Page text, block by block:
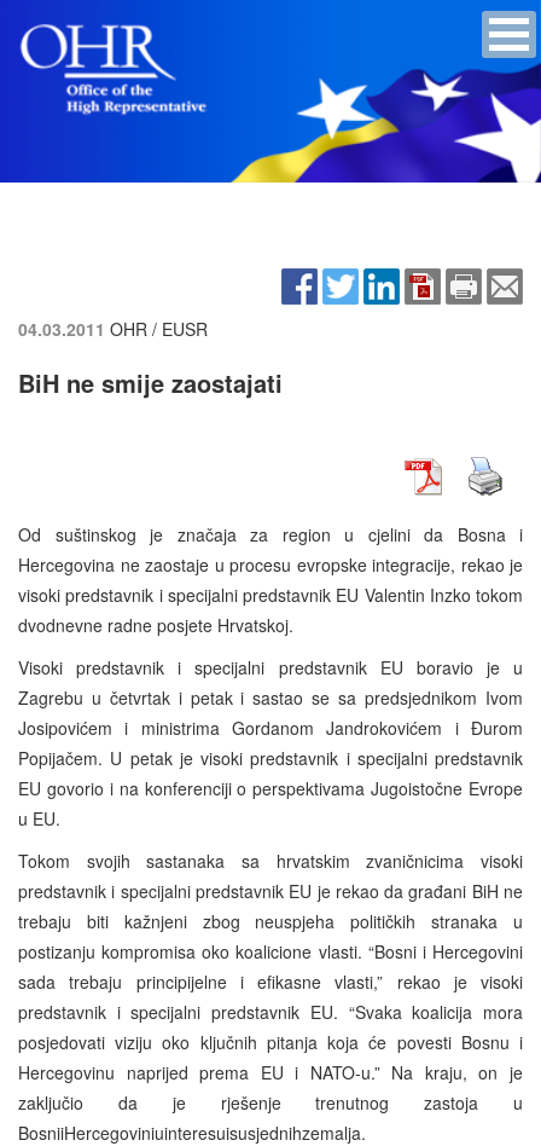
04.03.2011 OHR / EUSR
BiH ne smije zaostajati
Od suštinskog je značaja za region u cjelini da Bosna i
Hercegovina ne zaostaje u procesu evropske integracije, rekao je
visoki predstavnik i specijalni predstavnik EU Valentin Inzko tokom
dvodnevne radne posjete Hrvatskoj.
Visoki predstavnik i specijalni predstavnik EU boravio je u
Zagrebu u četvrtak i petak i sastao se sa predsjednikom Ivom
Josipovićem i ministrima Gordanom Jandrokovićem i Đurom
Popijačem. U petak je visoki predstavnik i specijalni predstavnik
EU govorio i na konferenciji o perspektivama Jugoistočne Evrope
u EU.
Tokom svojih sastanaka sa hrvatskim zvaničnicima visoki
predstavnik i specijalni predstavnik EU je rekao da građani BiH ne
trebaju biti kažnjeni zbog neuspjeha političkih stranaka u
postizanju kompromisa oko koalicione vlasti. “Bosni i Hercegovini
sada trebaju principijelne i efikasne vlasti,” rekao je visoki
predstavnik i specijalni predstavnik EU. “Svaka koalicija mora
posjedovati viziju oko ključnih pitanja koja će povesti Bosnu i
Hercegovinu naprijed prema EU i NATO-u.” Na kraju, on je
zaključio da je rješenje trenutnog zastoja u
BosniiHercegoviniuinteresuisusjednihzemalja.